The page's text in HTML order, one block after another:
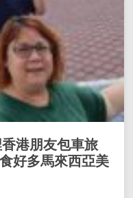
港朋友包車旅
好多馬來西亞美